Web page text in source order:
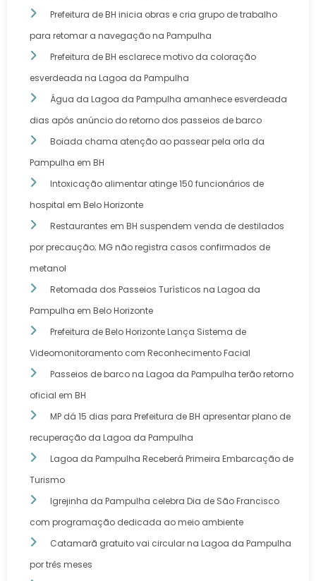
Prefeitura de BH inicia obras e cria grupo de trabalho
para retomar a navegação na Pampulha
Prefeitura de BH esclarece motivo da coloração
esverdeada na Lagoa da Pampulha
Água da Lagoa da Pampulha amanhece esverdeada
dias após anúncio do retorno dos passeios de barco
Boiada chama atenção ao passear pela orla da
Pampulha em BH
Intoxicação alimentar atinge 150 funcionários de
hospital em Belo Horizonte
Restaurantes em BH suspendem venda de destilados
por precaução; MG não registra casos confirmados de
metanol
Retomada dos Passeios Turísticos na Lagoa da
Pampulha em Belo Horizonte
Prefeitura de Belo Horizonte Lança Sistema de
Videomonitoramento com Reconhecimento Facial
Passeios de barco na Lagoa da Pampulha terão retorno
oficial em BH
MP dá 15 dias para Prefeitura de BH apresentar plano de
recuperação da Lagoa da Pampulha
Lagoa da Pampulha Receberá Primeira Embarcação de
Turismo
Igrejinha da Pampulha celebra Dia de São Francisco
com programação dedicada ao meio ambiente
Catamarã gratuito vai circular na Lagoa da Pampulha
por três meses